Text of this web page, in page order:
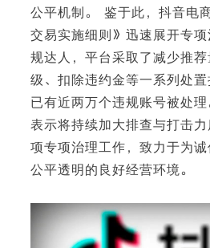
公平机制。 鉴于此，抖音电
交易实施细则》迅速展开专
规达人，平台采取了减少推
级、扣除违约金等一系列处置
已有近两万个违规账号被处
表示将持续加大排查与打击
项专项治理工作，致力于为
公平透明的良好经营环境。